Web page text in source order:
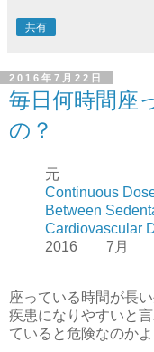
共有
2016年7月22日
毎日何時間座
の？
元
Continuous
Between
Cardiovascular
2016 7月
座っている時間が長
疾患になりやすいと
ていると危険なのか